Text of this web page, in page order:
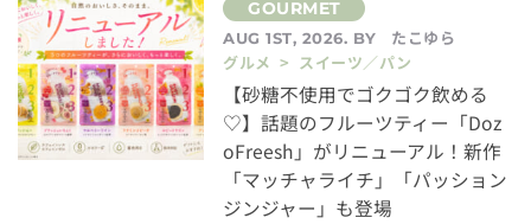
AUG 1ST, 2026. BY
たこゆら
グルメ > スイーツ／パン
【砂糖不使用でゴクゴク飲める
♡】話題のフルーツティー「Doz
oFreesh」がリニューアル！新作
「マッチャライチ」「パッション
ジンジャー」も登場